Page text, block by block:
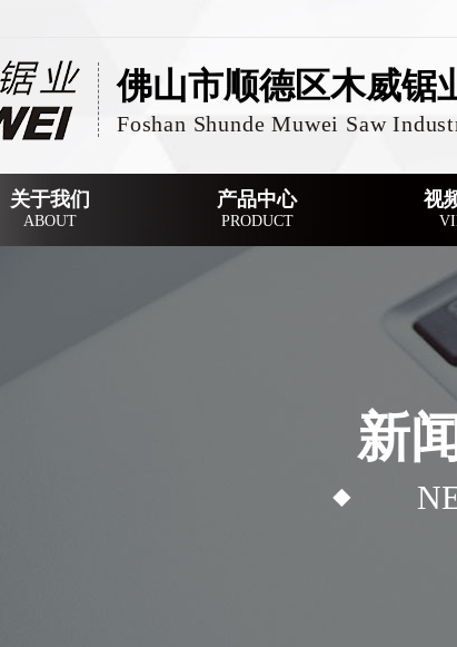
佛山市顺德区木威锯
Foshan Shunde Muwei Saw
关于我们
ABOUT
产品中心
PRODUCT
视
新